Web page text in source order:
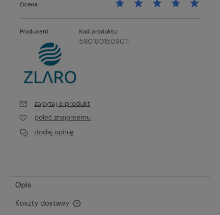
Ocena:
Producent: Kod produktu:
5901801509011
zapytaj o produkt
poleć znajomemu
dodaj opinię
Opis
Koszty dostawy
Cena nie zawiera ewentualnych kosztów płatności